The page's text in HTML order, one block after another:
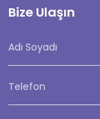
Bize Ulaşın